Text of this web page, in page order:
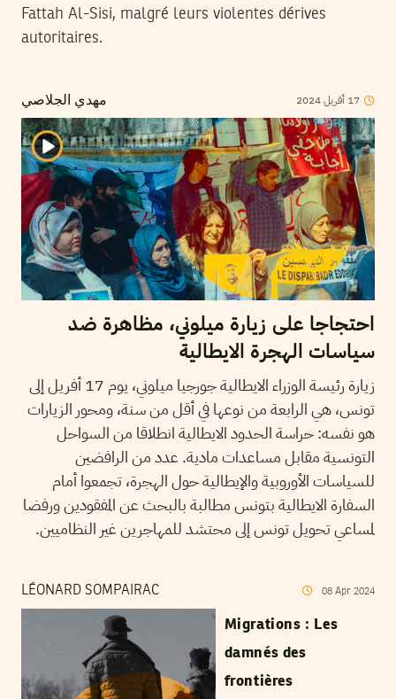
Fattah Al-Sisi, malgré leurs violentes dérives
autoritaires.
مهدي الجلاصي 17 أفريل2024
احتجاجا على زيارة ميلوني، مظاهرة ضد
سياسات الهجرة الايطالية
زيارة رئيسة الوزراء الايطالية جورجيا ميلوني، يوم 17 أفريل إلى
تونس، هي الرابعة من نوعها في أقل من سنة، ومحور الزيارات
هو نفسه: حراسة الحدود الايطالية انطلاقا من السواحل
التونسية مقابل مساعدات مادية. عدد من الرافضين
للسياسات الأوروبية والإيطالية حول الهجرة، تجمعوا أمام
السفارة الايطالية بتونس مطالبة بالبحث عن المفقودين ورفضا
لمساعي تحويل تونس إلى محتشد للمهاجرين غير النظاميين.
LÉONARD SOMPAIRAC 08 Apr 2024
Migrations : Les
damnés des
frontières